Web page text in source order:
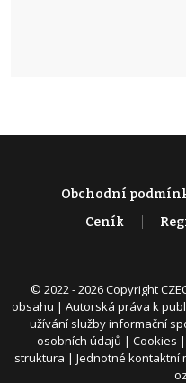
Obchodní
Ceník
© 2022 - 2026 Copyright
obsahu | Autorská práva k
užívání služby informační
osobních údajů | Cookies |
struktura | Jednotné kontaktní